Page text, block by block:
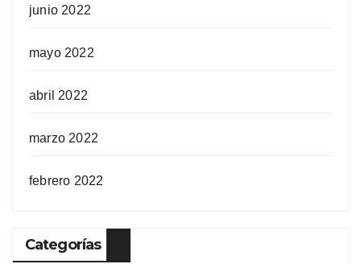
junio 2022
mayo 2022
abril 2022
marzo 2022
febrero 2022
Categorías